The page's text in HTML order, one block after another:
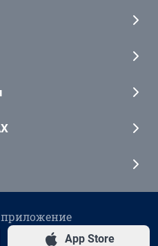
App Store